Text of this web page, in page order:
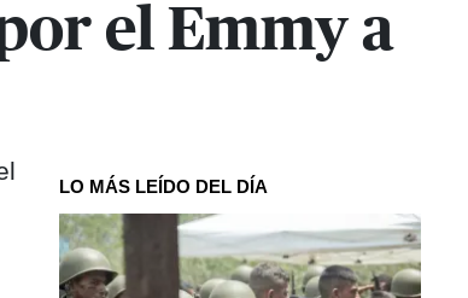
el Emmy a
LO MÁS LEÍDO DEL DÍA